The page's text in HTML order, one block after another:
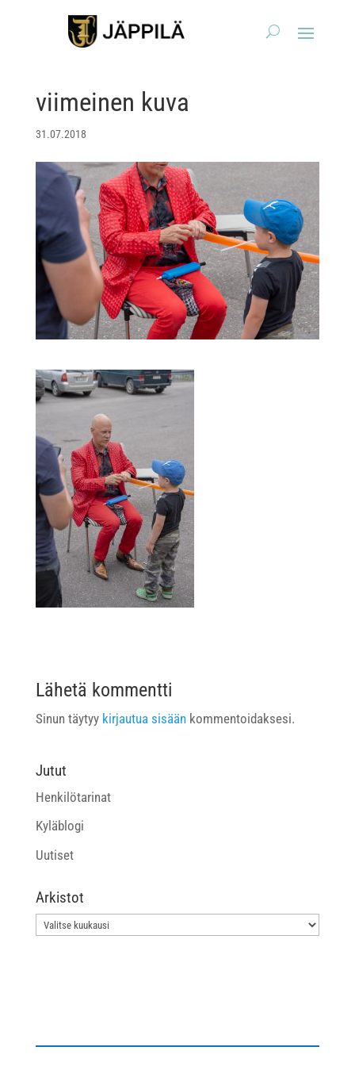
viimeinen kuva
31.07.2018
Lähetä kommentti
Sinun täytyy kirjautua sisäänkommentoidaksesi.
Jutut
Henkilötarinat
Kyläblogi
Uutiset
Arkistot
Arkistot